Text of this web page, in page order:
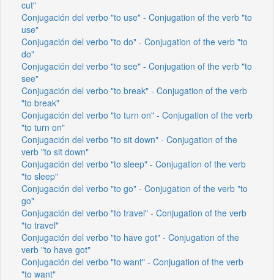
cut"
Conjugación del verbo "to use" - Conjugation of the verb "to
use"
Conjugación del verbo "to do" - Conjugation of the verb "to
do"
Conjugación del verbo "to see" - Conjugation of the verb "to
see"
Conjugación del verbo "to break" - Conjugation of the verb
"to break"
Conjugación del verbo "to turn on" - Conjugation of the verb
"to turn on"
Conjugación del verbo "to sit down" - Conjugation of the
verb "to sit down"
Conjugación del verbo "to sleep" - Conjugation of the verb
"to sleep"
Conjugación del verbo "to go" - Conjugation of the verb "to
go"
Conjugación del verbo "to travel" - Conjugation of the verb
"to travel"
Conjugación del verbo "to have got" - Conjugation of the
verb "to have got"
Conjugación del verbo "to want" - Conjugation of the verb
"to want"